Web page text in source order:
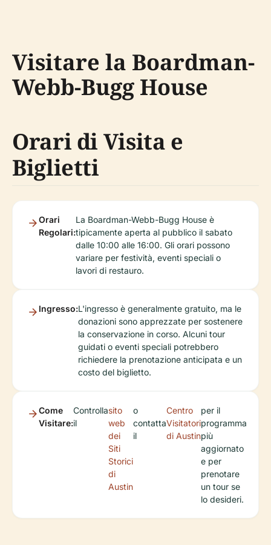
Visitare la Boardman-
Webb-Bugg House
Orari di Visita e
Biglietti
Orari
Regolari:
La Boardman-Webb-Bugg House è
tipicamente aperta al pubblico il sabato
dalle 10:00 alle 16:00. Gli orari possono
variare per festività, eventi speciali o
lavori di restauro.
Ingresso:L'ingresso è generalmente gratuito, ma le
donazioni sono apprezzate per sostenere
la conservazione in corso. Alcuni tour
guidati o eventi speciali potrebbero
richiedere la prenotazione anticipata e un
costo del biglietto.
Come
Visitare:
Controlla
il
sito
web
dei
Siti
Storici
di
Austin
o
contatta
il
Centro
Visitatori
di Austin
per il
programma
più
aggiornato
e per
prenotare
un tour se
lo desideri.